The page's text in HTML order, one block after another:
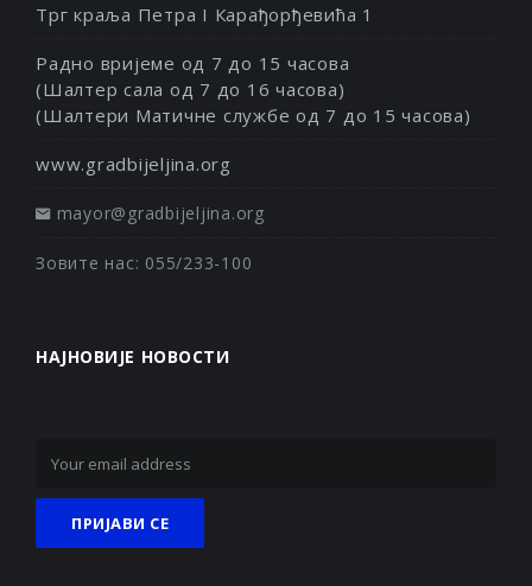
Трг краља Петра I Карађорђевића 1
Радно вријеме од 7 до 15 часова
(Шалтер сала од 7 до 16 часова)
(Шалтери Матичне службе од 7 до 15 часова)
www.gradbijeljina.org
mayor@gradbijeljina.org
Зовите нас: 055/233-100
НАЈНОВИЈЕ НОВОСТИ